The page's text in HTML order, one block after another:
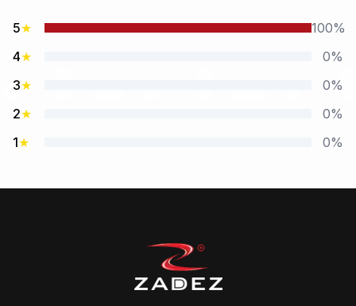
5★
100%
4★
0%
3★
0%
2★
0%
1★ 0%